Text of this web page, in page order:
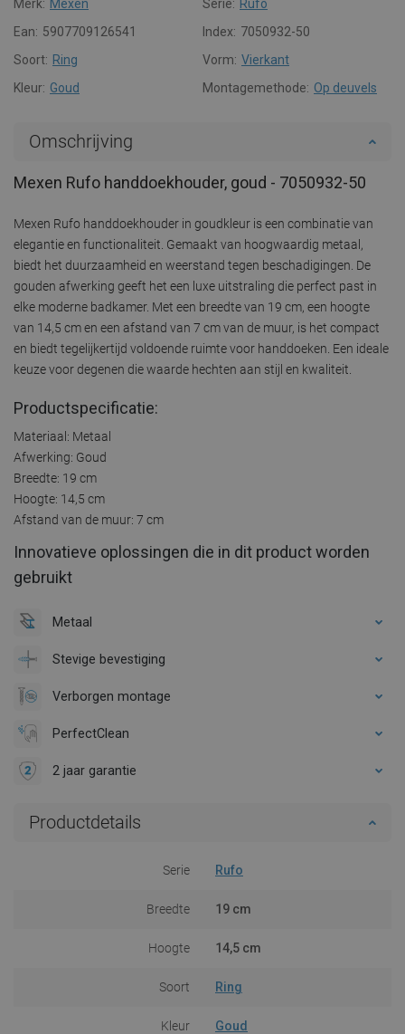
Merk: Mexen Serie: Rufo
Ean: 5907709126541 Index: 7050932-50
Soort: Ring Vorm: Vierkant
Kleur: Goud Montagemethode: Op deuvels
Omschrijving
Mexen Rufo handdoekhouder, goud - 7050932-50
Mexen Rufo handdoekhouder in goudkleur is een combinatie van
elegantie en functionaliteit. Gemaakt van hoogwaardig metaal,
biedt het duurzaamheid en weerstand tegen beschadigingen. De
gouden afwerking geeft het een luxe uitstraling die perfect past in
elke moderne badkamer. Met een breedte van 19 cm, een hoogte
van 14,5 cm en een afstand van 7 cm van de muur, is het compact
en biedt tegelijkertijd voldoende ruimte voor handdoeken. Een ideale
keuze voor degenen die waarde hechten aan stijl en kwaliteit.
Productspecificatie:
Materiaal: Metaal
Afwerking: Goud
Breedte: 19 cm
Hoogte: 14,5 cm
Afstand van de muur: 7 cm
Innovatieve oplossingen die in dit product worden
gebruikt
Metaal
Stevige bevestiging
Verborgen montage
PerfectClean
2 jaar garantie
Productdetails
Serie Rufo
Breedte 19 cm
Hoogte 14,5 cm
Soort Ring
Kleur Goud